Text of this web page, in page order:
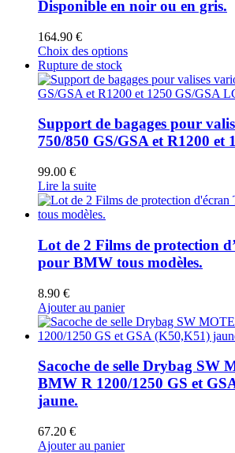
options
choisies
la
page
produit
Disponible en noir ou en gris.
164.90 €
Choix des optionsCe
a
plusieurs
Les
options
peuvent
la
produit
Rupture de stock
Support de bagages pour
750/850 GS/GSA et R1200 et
99.00 €
Lire la suite
Lot de 2 Films de protection
pour BMW tous modèles.
8.90 €
Ajouter au panier
Sacoche de selle Drybag SW
BMW R 1200/1250 GS et
jaune.
67.20 €
Ajouter au panier